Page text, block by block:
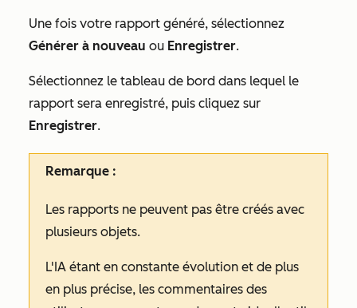
Une fois votre rapport généré, sélectionnez
Générer à nouveau ou Enregistrer.
Sélectionnez le tableau de bord dans lequel le
rapport sera enregistré, puis cliquez sur
Enregistrer.
Remarque :
Les rapports ne peuvent pas être créés avec
plusieurs objets.
L'IA étant en constante évolution et de plus
en plus précise, les commentaires des